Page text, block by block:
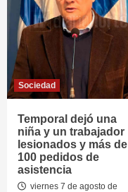
Sociedad
Temporal dejó una
niña y un trabajador
lesionados y más de
100 pedidos de
asistencia
viernes 7 de agosto de